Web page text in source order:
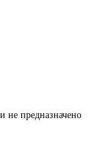
не предназначено